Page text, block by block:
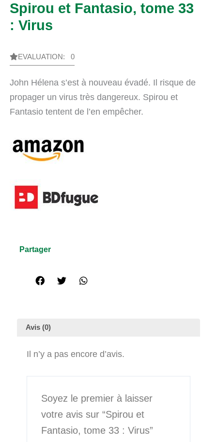
Spirou et Fantasio, tome 33
: Virus
EVALUATION: 0
John Hélena s’est à nouveau évadé. Il risque de
propager un virus très dangereux. Spirou et
Fantasio tentent de l’en empêcher.
Partager
Avis (0)
Il n’y a pas encore d’avis.
Soyez le premier à laisser
votre avis sur “Spirou et
Fantasio, tome 33 : Virus”